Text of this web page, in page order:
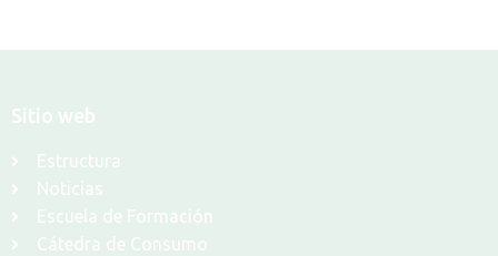
Sitio web
Estructura
Noticias
Escuela de Formación
Cátedra de Consumo